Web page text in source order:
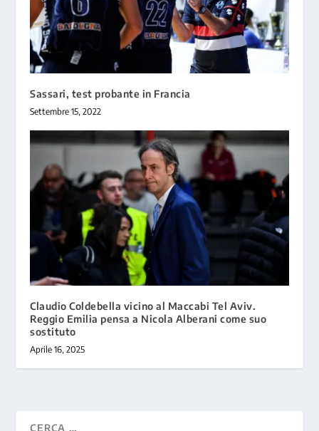
Sassari, test probante in Francia
Settembre 15, 2022
Claudio Coldebella vicino al Maccabi Tel Aviv.
Reggio Emilia pensa a Nicola Alberani come suo
sostituto
Aprile 16, 2025